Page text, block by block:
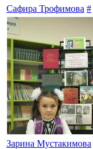
Сафира Трофимова #
Зарина Мустакимова